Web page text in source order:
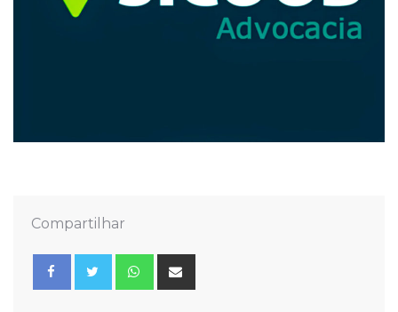
Compartilhar
Whatsapp